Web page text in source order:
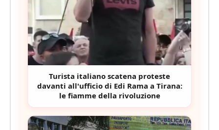
Turista italiano scatena proteste
davanti all'ufficio di Edi Rama a Tirana:
le fiamme della rivoluzione